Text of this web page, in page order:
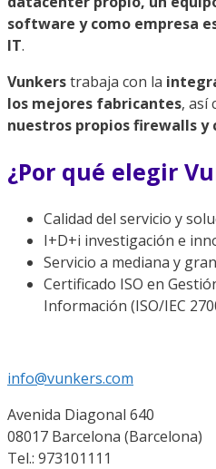
software y como empresa
IT.
Vunkerstrabaja con la
los mejores fabricantes, así
nuestros propios firewalls y
¿Por qué elegir
Calidad del servicio y
I+D+i investigación e
Servicio a mediana y
Certificado ISO en
Información (ISO/IEC
info@vunkers.com
Avenida Diagonal 640
08017 Barcelona (Barcelona)
Tel.: 973101111